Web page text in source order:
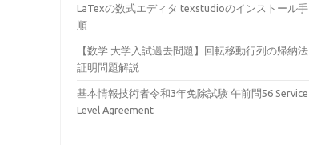
LaTexの数式エディタ texstudioのインストール手
順
【数学 大学入試過去問題】回転移動行列の帰納法
証明問題解説
基本情報技術者令和3年免除試験 午前問56 Service
Level Agreement